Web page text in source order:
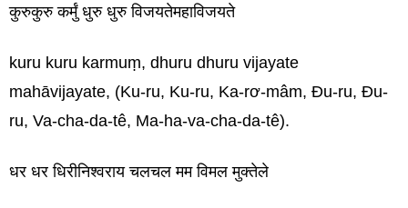
कुरुकुरु कर्मुं धुरु धुरु विजयतेमहाविजयते
kuru kuru karmuṃ, dhuru dhuru vijayate
mahāvijayate, (Ku-ru, Ku-ru, Ka-rơ-mâm, Đu-ru, Đu-
ru, Va-cha-da-tê, Ma-ha-va-cha-da-tê).
धर धर धिरीनिश्वराय चलचल मम विमल मुक्तेले